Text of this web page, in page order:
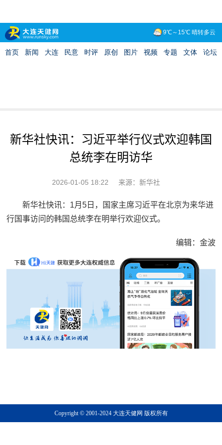
新华社快讯：习近平举行仪式欢迎韩国
总统李在明访华
2026-01-05 18:22 来源：新华社
新华社快讯：1月5日，国家主席习近平在北京为来华进
行国事访问的韩国总统李在明举行欢迎仪式。
编辑：金波